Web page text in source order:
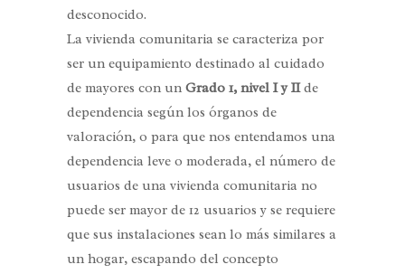
desconocido.
La vivienda comunitaria se caracteriza por
ser un equipamiento destinado al cuidado
de mayores con un Grado 1, nivel I y IIde
dependencia según los órganos de
valoración, o para que nos entendamos una
dependencia leve o moderada, el número de
usuarios de una vivienda comunitaria no
puede ser mayor de 12 usuarios y se requiere
que sus instalaciones sean lo más similares a
un hogar, escapando del concepto